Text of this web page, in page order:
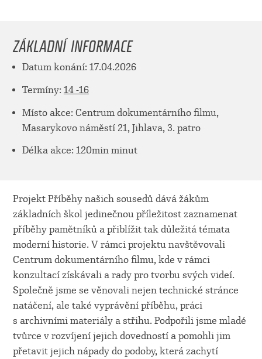
ZÁKLADNÍ INFORMACE
Datum konání: 17.04.2026
Termíny: 14 -16
Místo akce: Centrum dokumentárního filmu,
Masarykovo náměstí 21, Jihlava, 3. patro
Délka akce: 120min minut
Projekt Příběhy našich sousedů dává žákům
základních škol jedinečnou příležitost zaznamenat
příběhy pamětníků a přiblížit tak důležitá témata
moderní historie. V rámci projektu navštěvovali
Centrum dokumentárního filmu, kde v rámci
konzultací získávali a rady pro tvorbu svých videí.
Společně jsme se věnovali nejen technické stránce
natáčení, ale také vyprávění příběhu, práci
s archivními materiály a střihu. Podpořili jsme mladé
tvůrce v rozvíjení jejich dovedností a pomohli jim
přetavit jejich nápady do podoby, která zachytí